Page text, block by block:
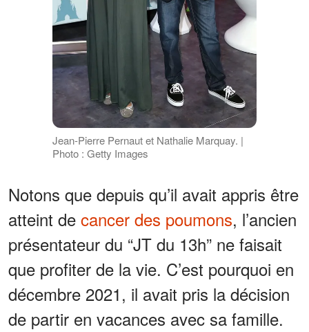
Jean-Pierre Pernaut et Nathalie Marquay. |
Photo : Getty Images
Notons que depuis qu’il avait appris être
atteint de cancer des poumons, l’ancien
présentateur du “JT du 13h” ne faisait
que profiter de la vie. C’est pourquoi en
décembre 2021, il avait pris la décision
de partir en vacances avec sa famille.